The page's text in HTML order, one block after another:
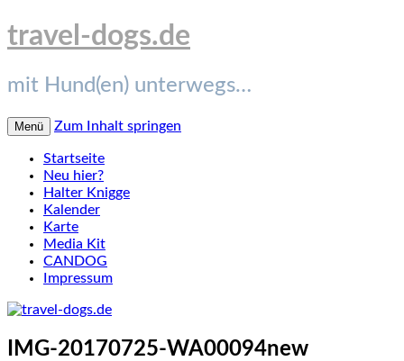
travel-dogs.de
mit Hund(en) unterwegs…
Menü Zum Inhalt springen
Startseite
Neu hier?
Halter Knigge
Kalender
Karte
Media Kit
CANDOG
Impressum
IMG-20170725-WA00094new